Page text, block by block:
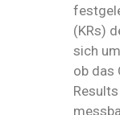
(KRs)
sich
ob das